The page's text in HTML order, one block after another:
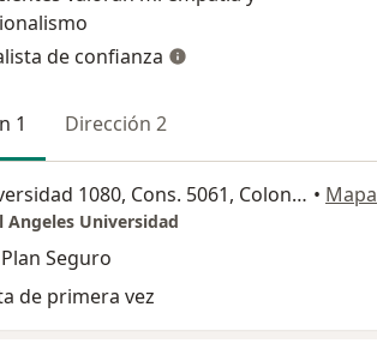
de confianza
1 Dirección 2
Av. Universidad 1080, Cons. 5061, Colonia Xoco, Ciudad de México • Mapa
Angeles Universidad
Seguro
de primera vez